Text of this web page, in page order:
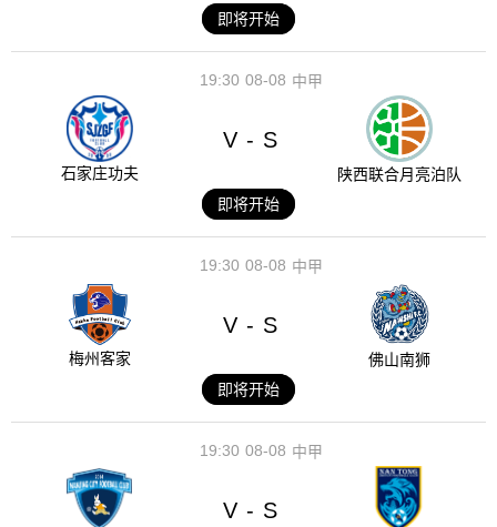
即将开始
08-08
19:30 中甲
石家庄功夫
V - S
陕西联合月亮泊队
即将开始
08-08
19:30 中甲
梅州客家
V - S
佛山南狮
即将开始
08-08
19:30 中甲
V - S